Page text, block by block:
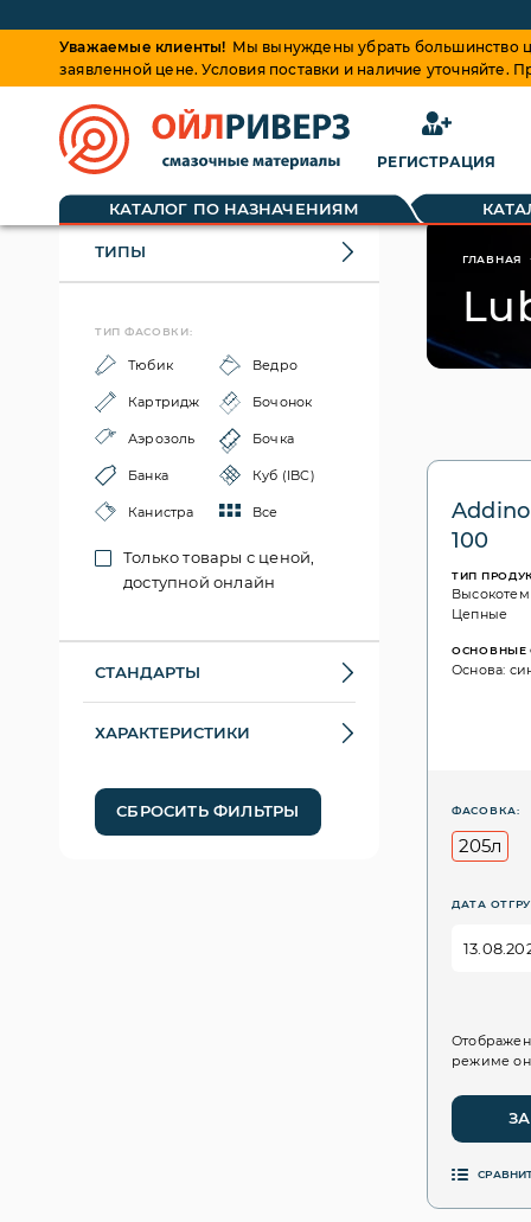
Уважаемые клиенты! Мы вынуждены убрать большинство
заявленной цене. Условия поставки и наличие
РЕГИСТРАЦИЯ
КАТАЛОГ ПО НАЗНАЧЕНИЯМ
ТИПЫ
ТИП ФАСОВКИ:
Тюбик Ведро
Картридж Бочонок
Аэрозоль Бочка
Банка Куб (IBC)
Канистра Все
Только товары с ценой,
доступной онлайн
СТАНДАРТЫ
ХАРАКТЕРИСТИКИ
СБРОСИТЬ ФИЛЬТРЫ
ГЛАВНАЯ
100
ТИП
Цепные
ОСНОВНЫЕ
Основа:
ФАСОВКА:
205л
ДАТА
режиме